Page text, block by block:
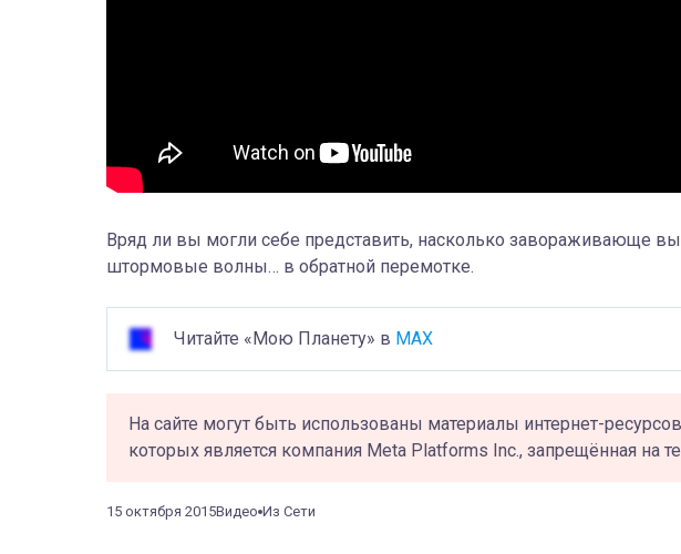
Вряд ли вы могли себе представить, насколько завораживающе
штормовые волны… в обратной перемотке.
Читайте «Мою Планету» в MAX
На сайте могут быть использованы материалы интернет-
которых является компания Meta Platforms Inc., запрещённая на
15 октября 2015Видео Из Сети